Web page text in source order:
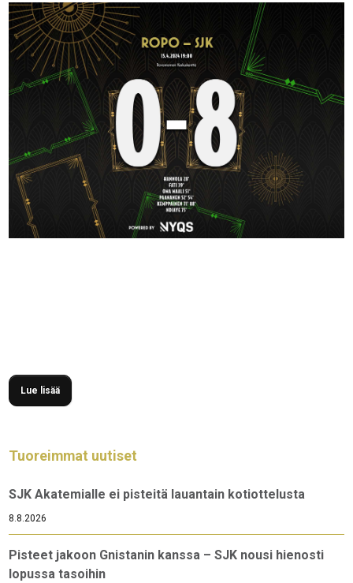
Lue lisää
Tuoreimmat uutiset
SJK Akatemialle ei pisteitä lauantain kotiottelusta
8.8.2026
Pisteet jakoon Gnistanin kanssa – SJK nousi hienosti
lopussa tasoihin